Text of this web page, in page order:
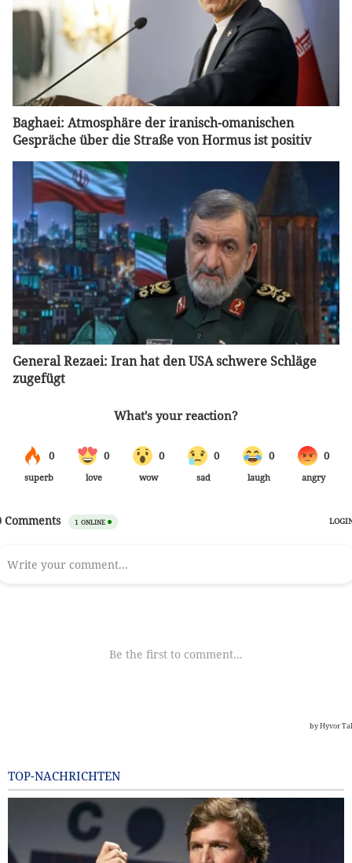
Baghaei: Atmosphäre der iranisch-omanischen
Gespräche über die Straße von Hormus ist positiv
General Rezaei: Iran hat den USA schwere Schläge
zugefügt
TOP-NACHRICHTEN